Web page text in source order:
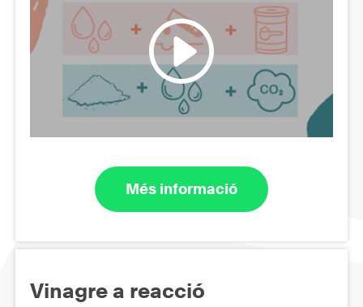
Més informació
Vinagre a reacció